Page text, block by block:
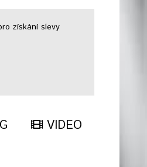
získání slevy
VIDEO